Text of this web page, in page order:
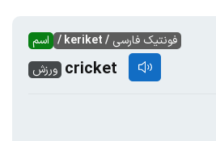
اسم فونتیک فارسی / keriket /
ورزش cricket